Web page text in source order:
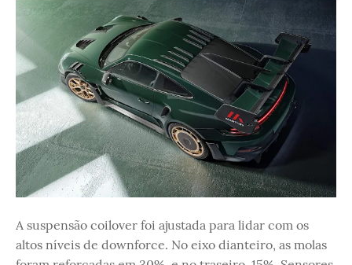
A suspensão coilover foi ajustada para lidar com os
altos níveis de downforce. No eixo dianteiro, as molas